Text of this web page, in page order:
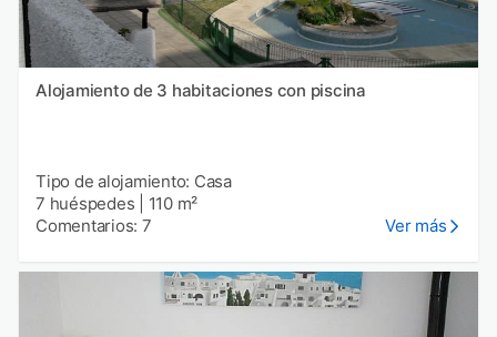
Alojamiento de 3 habitaciones con piscina
Tipo de alojamiento: Casa
7 huéspedes
110 m²
Comentarios: 7
Ver más